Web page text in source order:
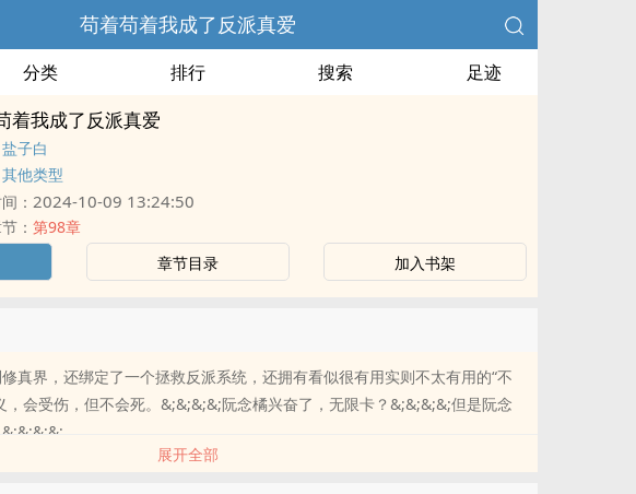
苟着苟着我成了反派真爱
分类 排行 搜索 足迹
着我成了反派真爱
盐子白
其他类型
： 2024-10-09 13:24:50
： 第98章
章节目录 加入书架
真界，还绑定了一个拯救反派系统，还拥有看似很有用实则不太有用的“不
，会受伤，但不会死。&;&;&;&;阮念橘兴奋了，无限卡？&;&;&;&;但是阮念
展开全部